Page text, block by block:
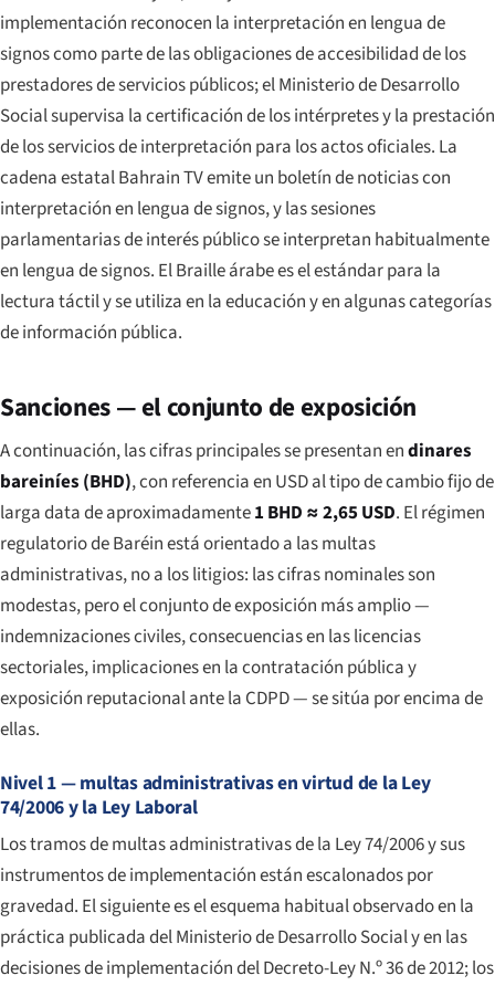
implementación reconocen la interpretación en lengua de
signos como parte de las obligaciones de accesibilidad de los
prestadores de servicios públicos; el Ministerio de Desarrollo
Social supervisa la certificación de los intérpretes y la prestación
de los servicios de interpretación para los actos oficiales. La
cadena estatal Bahrain TV emite un boletín de noticias con
interpretación en lengua de signos, y las sesiones
parlamentarias de interés público se interpretan habitualmente
en lengua de signos. El Braille árabe es el estándar para la
lectura táctil y se utiliza en la educación y en algunas categorías
de información pública.
Sanciones — el conjunto de exposición
A continuación, las cifras principales se presentan endinares
bareiníes (BHD), con referencia en USD al tipo de cambio fijo de
larga data de aproximadamente1 BHD ≈ 2,65 USD. El régimen
regulatorio de Baréin está orientado a las multas
administrativas, no a los litigios: las cifras nominales son
modestas, pero el conjunto de exposición más amplio —
indemnizaciones civiles, consecuencias en las licencias
sectoriales, implicaciones en la contratación pública y
exposición reputacional ante la CDPD — se sitúa por encima de
ellas.
Nivel 1 — multas administrativas en virtud de la Ley
74/2006 y la Ley Laboral
Los tramos de multas administrativas de la Ley 74/2006 y sus
instrumentos de implementación están escalonados por
gravedad. El siguiente es el esquema habitual observado en la
práctica publicada del Ministerio de Desarrollo Social y en las
decisiones de implementación del Decreto-Ley N.º 36 de 2012; los